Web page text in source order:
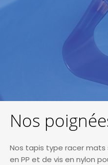
Nos
Nos tapis type racer
en PP et de vis en nylon